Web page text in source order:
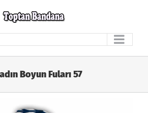
Boyun Fuları 57